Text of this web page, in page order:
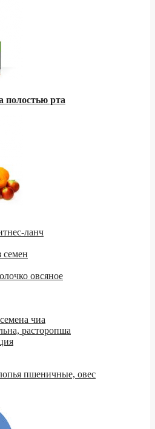
полостью рта
ланч
семен
овсяное
чиа
расторопша
пшеничные, овес